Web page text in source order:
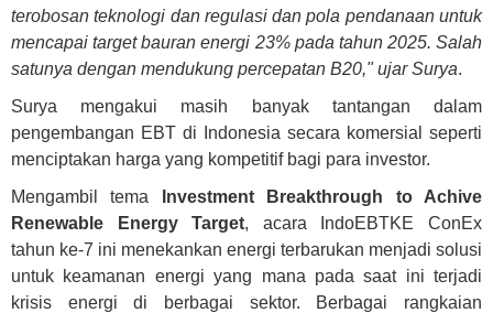
terobosan teknologi dan regulasi dan pola pendanaan untuk
mencapai target bauran energi 23% pada tahun 2025. Salah
satunya dengan mendukung percepatan B20," ujar Surya.
Surya mengakui masih banyak tantangan dalam
pengembangan EBT di Indonesia secara komersial seperti
menciptakan harga yang kompetitif bagi para investor.
Mengambil tema
Investment Breakthrough to Achive
Renewable Energy Target, acara IndoEBTKE ConEx
tahun ke-7 ini menekankan energi terbarukan menjadi solusi
untuk keamanan energi yang mana pada saat ini terjadi
krisis energi di berbagai sektor. Berbagai rangkaian